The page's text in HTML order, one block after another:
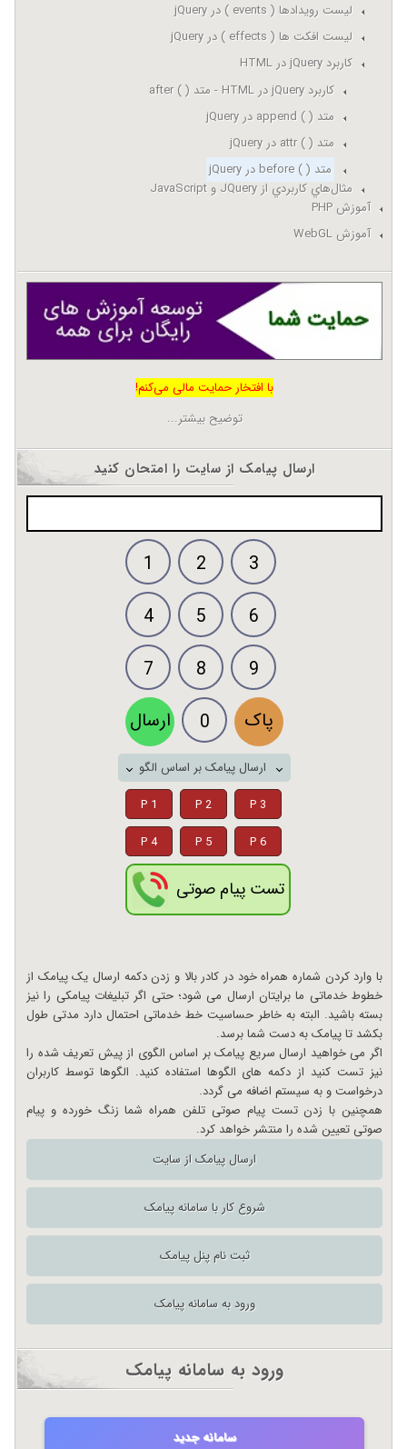
لیست رویدادها ( events ) در jQuery
لیست افکت ها ( effects ) در jQuery
کاربرد jQuery در HTML
کاربرد jQuery در HTML - متد ( ) after
متد ( ) append در jQuery
متد ( ) attr در jQuery
متد ( ) before در jQuery
مثال‌هاي کاربردي از JQuery و JavaScript
آموزش PHP
آموزش WebGL
با افتخار حمایت مالی می‌کنم!
توضیح بیشتر...
ارسال پیامک از سایت را امتحان کنید
1 2
3
4
5
6
7
8
9
ارسال
0 پاک
ارسال پیامک بر اساس الگو
P 1
P 2
P 3
P 4
P 5 P 6
تست پیام صوتی
با وارد کردن شماره همراه خود در کادر بالا و زدن دکمه ارسال یک پیامک از
خطوط خدماتی ما برایتان ارسال می شود؛ حتی اگر تبلیغات پیامکی را نیز
بسته باشید. البته به خاطر حساسیت خط خدماتی احتمال دارد مدتی طول
بکشد تا پیامک به دست شما برسد.
اگر می خواهید ارسال سریع پیامک بر اساس الگوی از پیش تعریف شده را
نیز تست کنید از دکمه های الگوها استفاده کنید. الگوها توسط کاربران
درخواست و به سیستم اضافه می گردد.
همچنین با زدن تست پیام صوتی تلفن همراه شما زنگ خورده و پیام
صوتی تعیین شده را منتشر خواهد کرد.
ارسال پیامک از سایت
شروع کار با سامانه پیامک
ثبت نام پنل پیامک
ورود به سامانه پیامک
ورود به سامانه پیامک
سامانه جدید